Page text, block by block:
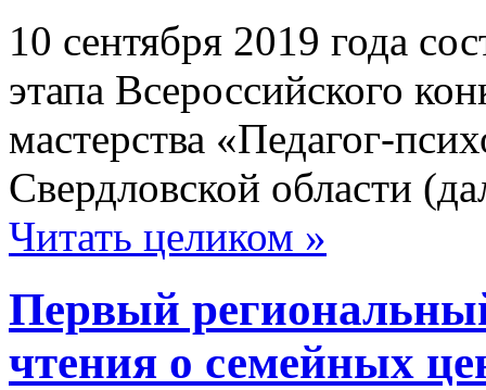
10 сентября 2019 года
этапа Всероссийского
мастерства «Педагог-
Свердловской области
Читать целиком »
Первый
чтения о семейных